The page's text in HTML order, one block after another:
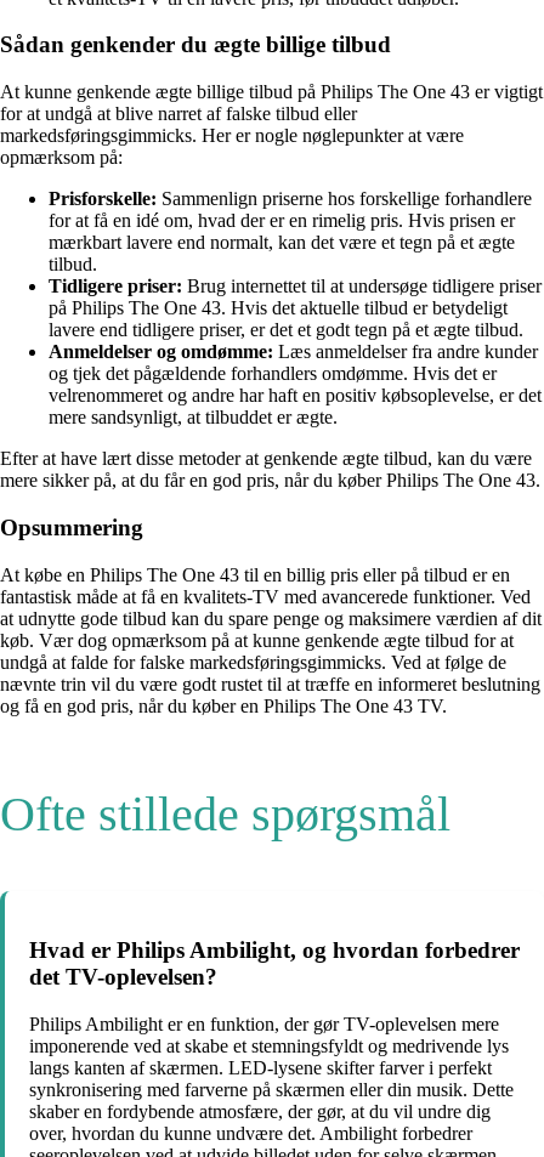
Sådan genkender du ægte billige tilbud
At kunne genkende ægte billige tilbud på Philips The One 43 er vigtigt
for at undgå at blive narret af falske tilbud eller
markedsføringsgimmicks. Her er nogle nøglepunkter at være
opmærksom på:
Prisforskelle: Sammenlign priserne hos forskellige forhandlere
for at få en idé om, hvad der er en rimelig pris. Hvis prisen er
mærkbart lavere end normalt, kan det være et tegn på et ægte
tilbud.
Tidligere priser: Brug internettet til at undersøge tidligere priser
på Philips The One 43. Hvis det aktuelle tilbud er betydeligt
lavere end tidligere priser, er det et godt tegn på et ægte tilbud.
Anmeldelser og omdømme: Læs anmeldelser fra andre kunder
og tjek det pågældende forhandlers omdømme. Hvis det er
velrenommeret og andre har haft en positiv købsoplevelse, er det
mere sandsynligt, at tilbuddet er ægte.
Efter at have lært disse metoder at genkende ægte tilbud, kan du være
mere sikker på, at du får en god pris, når du køber Philips The One 43.
Opsummering
At købe en Philips The One 43 til en billig pris eller på tilbud er en
fantastisk måde at få en kvalitets-TV med avancerede funktioner. Ved
at udnytte gode tilbud kan du spare penge og maksimere værdien af dit
køb. Vær dog opmærksom på at kunne genkende ægte tilbud for at
undgå at falde for falske markedsføringsgimmicks. Ved at følge de
nævnte trin vil du være godt rustet til at træffe en informeret beslutning
og få en god pris, når du køber en Philips The One 43 TV.
Ofte stillede spørgsmål
Hvad er Philips Ambilight, og hvordan forbedrer
det TV-oplevelsen?
Philips Ambilight er en funktion, der gør TV-oplevelsen mere
imponerende ved at skabe et stemningsfyldt og medrivende lys
langs kanten af skærmen. LED-lysene skifter farver i perfekt
synkronisering med farverne på skærmen eller din musik. Dette
skaber en fordybende atmosfære, der gør, at du vil undre dig
over, hvordan du kunne undvære det. Ambilight forbedrer